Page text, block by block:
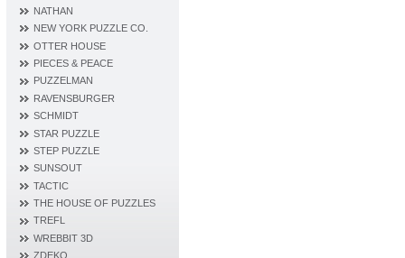
NATHAN
NEW YORK PUZZLE CO.
OTTER HOUSE
PIECES & PEACE
PUZZELMAN
RAVENSBURGER
SCHMIDT
STAR PUZZLE
STEP PUZZLE
SUNSOUT
TACTIC
THE HOUSE OF PUZZLES
TREFL
WREBBIT 3D
ZDEKO